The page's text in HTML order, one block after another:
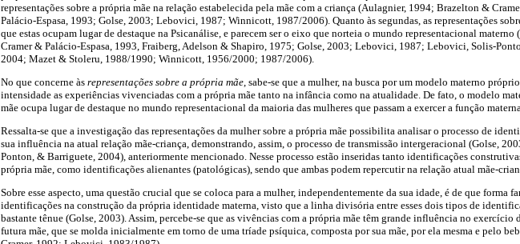
representações sobre a própria mãe na relação estabelecida pela mãe com a criança (Aulagnier, 1994; Brazelton &
Palácio-Espasa, 1993; Golse, 2003; Lebovici, 1987; Winnicott, 1987/2006). Quanto às segundas, as representações
que estas ocupam lugar de destaque na Psicanálise, e parecem ser o eixo que norteia o mundo representacional
Cramer & Palácio-Espasa, 1993, Fraiberg, Adelson & Shapiro, 1975; Golse, 2003; Lebovici, 1987; Lebovici, Solis-
2004; Mazet & Stoleru, 1988/1990; Winnicott, 1956/2000; 1987/2006).
No que concerne às representações sobre a própria mãe , sabe-se que a mulher, na busca por um modelo materno
intensidade as experiências vivenciadas com a própria mãe tanto na infância como na atualidade. De fato, o modelo
mãe ocupa lugar de destaque no mundo representacional da maioria das mulheres que passam a exercer a função
Ressalta-se que a investigação das representações da mulher sobre a própria mãe possibilita analisar o processo de
sua influência na atual relação mãe-criança, demonstrando, assim, o processo de transmissão intergeracional (Golse,
Ponton, & Barriguete, 2004), anteriormente mencionado. Nesse processo estão inseridas tanto identificações
própria mãe, como identificações alienantes (patológicas), sendo que ambas podem repercutir na relação atual mãe-
Sobre esse aspecto, uma questão crucial que se coloca para a mulher, independentemente da sua idade, é de que forma
identificações na construção da própria identidade materna, visto que a linha divisória entre esses dois tipos de
bastante tênue (Golse, 2003). Assim, percebe-se que as vivências com a própria mãe têm grande influência no exercício
futura mãe, que se molda inicialmente em torno de uma tríade psíquica, composta por sua mãe, por ela mesma e pelo